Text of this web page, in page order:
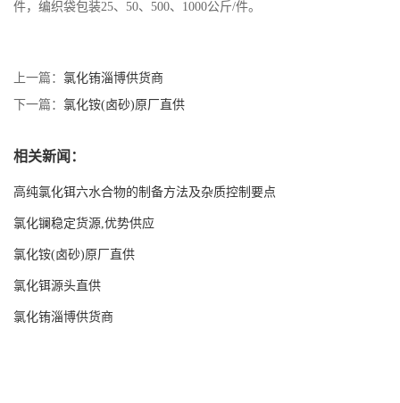
件，编织袋包装25、50、500、1000公斤/件。
上一篇： 氯化铕淄博供货商
下一篇： 氯化铵(卤砂)原厂直供
相关新闻：
高纯氯化铒六水合物的制备方法及杂质控制要点
氯化镧稳定货源,优势供应
氯化铵(卤砂)原厂直供
氯化铒源头直供
氯化铕淄博供货商